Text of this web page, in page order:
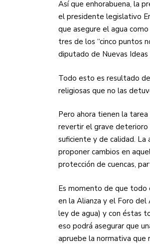
Así que enhorabuena, la
el presidente legislativo
que asegure el agua
tres de los “cinco puntos
diputado de Nuevas Ideas
Todo esto es resultado
religiosas que no las
Pero ahora tienen la
revertir el grave deterioro
suficiente y de calidad.
proponer cambios en
protección de cuencas,
Es momento de que todo
en la Alianza y el Foro del
ley de agua) y con éstas
eso podrá asegurar que
apruebe la normativa que